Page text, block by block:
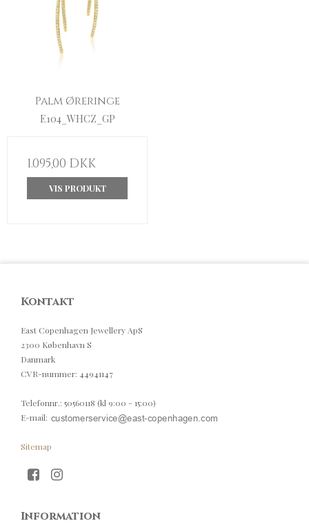
Palm Øreringe
E104_WHCZ_GP
1.095,00 DKK
VIS PRODUKT
Kontakt
East Copenhagen Jewellery ApS
2300 København S
Danmark
CVR-nummer: 44941147
Telefonnr.: 50560118 (kl 9:00 - 15:00)
E-mail:
Sitemap
Information